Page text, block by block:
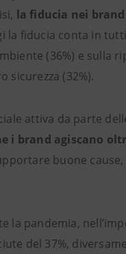
la fiducia nei
la fiducia conta in
(36%) e sulla
sicurezza (32%).
attiva da parte
i brand agiscano
buone
la pandemia,
del 37%,